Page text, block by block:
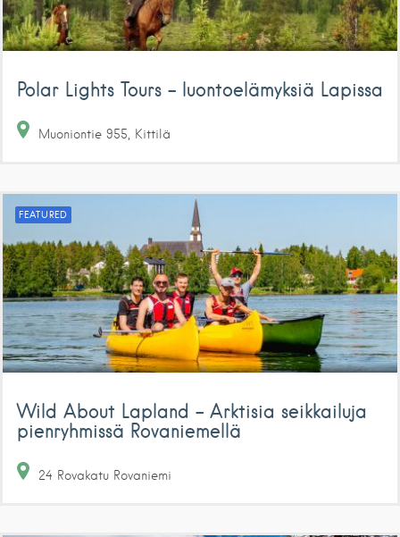
Polar Lights Tours – luontoelämyksiä Lapissa
Muoniontie 955 Kittilä
FEATURED
Wild About Lapland – Arktisia seikkailuja
pienryhmissä Rovaniemellä
24 Rovakatu Rovaniemi